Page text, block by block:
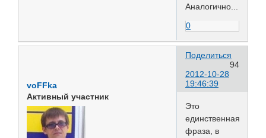
Аналогично...
0
Поделиться
94
2012-10-28
19:46:39
voFFka
Активный участник
Это
единственная
фраза, в